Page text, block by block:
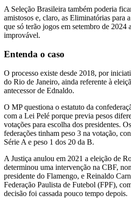
A Seleção Brasileira também poderia
amistosos e, claro, as Eliminatórias para
que só terão jogos em setembro de 2024
improvável.
Entenda o caso
O processo existe desde 2018, por
do Rio de Janeiro, ainda referente à
antecessor de Ednaldo.
O MP questiona o estatuto da
com a Lei Pelé porque previa pesos
votações para escolha dos presidentes.
federações tinham peso 3 na votação,
Série A e peso 1 dos 20 da B.
A Justiça anulou em 2021 a eleição de
determinou uma intervenção na CBF,
presidente do Flamengo, e Reinaldo
Federação Paulista de Futebol (FPF),
decisão foi cassada pouco tempo depois.